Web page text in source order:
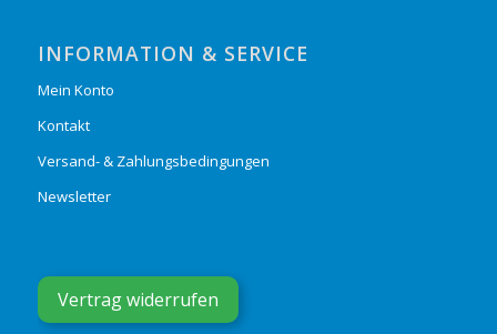
INFORMATION & SERVICE
Mein Konto
Kontakt
Versand- & Zahlungsbedingungen
Newsletter
Vertrag widerrufen